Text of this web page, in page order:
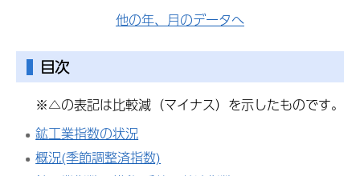
他の年、月のデータへ
目次
※△の表記は比較減（マイナス）を示したものです。
鉱工業指数の状況
概況(季節調整済指数)